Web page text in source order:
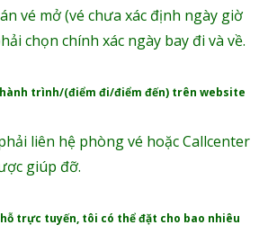
vé mở (vé chưa xác định ngày giờ
chọn chính xác ngày bay đi và về.
trình/(điểm đi/điểm đến) trên website
liên hệ phòng vé hoặc Callcenter
giúp đỡ.
trực tuyến, tôi có thể đặt cho bao nhiêu